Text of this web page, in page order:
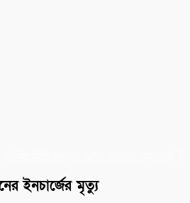
ইনচার্জের মৃত্যু